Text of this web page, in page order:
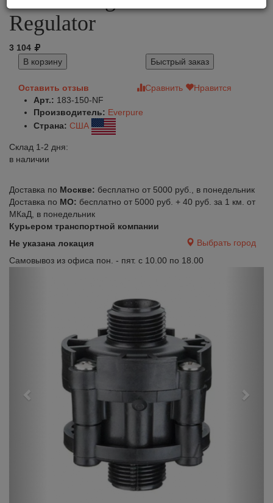
Regulator
3 104
В корзину
Быстрый заказ
Оставить отзыв Сравнить
Нравится
Арт.: 183-150-NF
Производитель: Everpure
Страна: США
Склад 1-2 дня:
в наличии
Доставка по Москве: бесплатно от 5000 руб., в понедельник
Доставка по МО: бесплатно от 5000 руб. + 40 руб. за 1 км. от
МКаД, в понедельник
Курьером транспортной компании
Не указана локация
Выбрать город
Самовывоз из офиса пон. - пят. с 10.00 по 18.00